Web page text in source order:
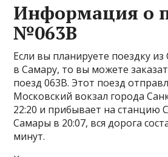
Информация о
№063В
Если вы планируете поездку
в Самару, то вы можете
поезд 063В. Этот поезд
Московский вокзал города
22:20 и прибывает на станцию
Самары в 20:07, вся дорога
минут.